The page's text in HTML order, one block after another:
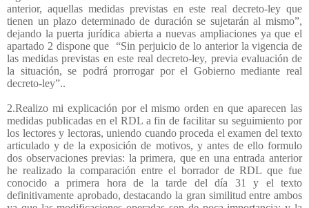
anterior, aquellas medidas previstas en este real decreto-ley que
tienen un plazo determinado de duración se sujetarán al mismo”,
dejando la puerta jurídica abierta a nuevas ampliaciones ya que el
apartado 2 dispone que “Sin perjuicio de lo anterior la vigencia de
las medidas previstas en este real decreto-ley, previa evaluación de
la situación, se podrá prorrogar por el Gobierno mediante real
decreto-ley”..
2.Realizo mi explicación por el mismo orden en que aparecen las
medidas publicadas en el RDL a fin de facilitar su seguimiento por
los lectores y lectoras, uniendo cuando proceda el examen del texto
articulado y de la exposición de motivos, y antes de ello formulo
dos observaciones previas: la primera, que en una entrada anterior
he realizado la comparación entre el borrador de RDL que fue
conocido a primera hora de la tarde del día 31 y el texto
definitivamente aprobado, destacando la gran similitud entre ambos